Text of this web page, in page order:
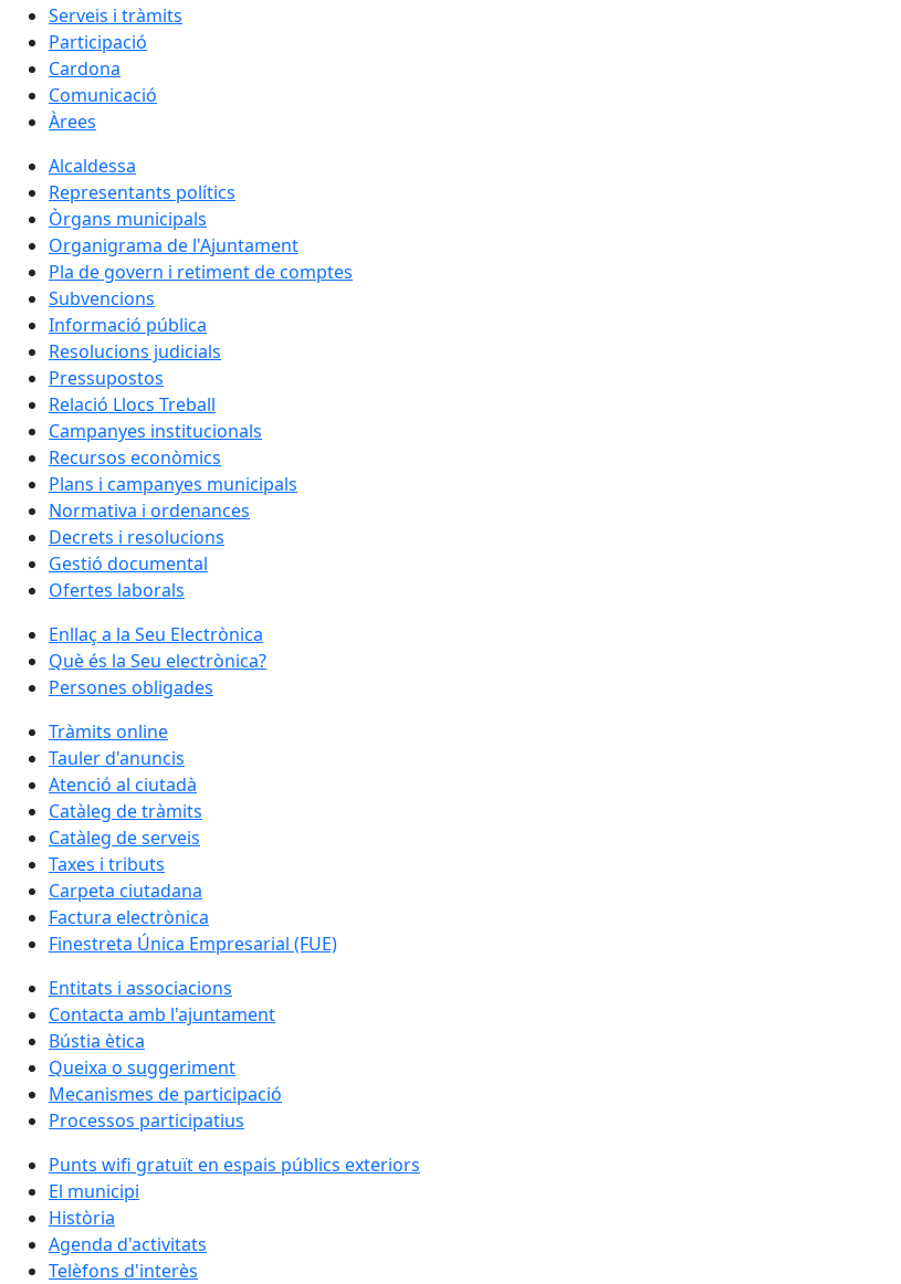
Serveis i tràmits
Participació
Cardona
Comunicació
Àrees
Alcaldessa
Representants polítics
Òrgans municipals
Organigrama de l'Ajuntament
Pla de govern i retiment de comptes
Subvencions
Informació pública
Resolucions judicials
Pressupostos
Relació Llocs Treball
Campanyes institucionals
Recursos econòmics
Plans i campanyes municipals
Normativa i ordenances
Decrets i resolucions
Gestió documental
Ofertes laborals
Enllaç a la Seu Electrònica
Què és la Seu electrònica?
Persones obligades
Tràmits online
Tauler d'anuncis
Atenció al ciutadà
Catàleg de tràmits
Catàleg de serveis
Taxes i tributs
Carpeta ciutadana
Factura electrònica
Finestreta Única Empresarial (FUE)
Entitats i associacions
Contacta amb l'ajuntament
Bústia ètica
Queixa o suggeriment
Mecanismes de participació
Processos participatius
Punts wifi gratuït en espais públics exteriors
El municipi
Història
Agenda d'activitats
Telèfons d'interès